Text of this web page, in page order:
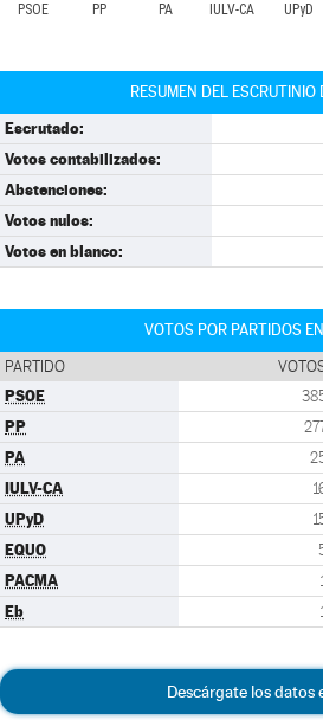
PSOE PP PA IULV-CA UPyD
RESUMEN DEL ESCRUTINIO
Escrutado:
Votos contabilizados:
Abstenciones:
Votos nulos:
Votos en blanco:
VOTOS POR PARTIDOS
PARTIDO
PSOE
PP
PA
IULV-CA
UPyD
EQUO
PACMA
Eb
Descárgate los datos